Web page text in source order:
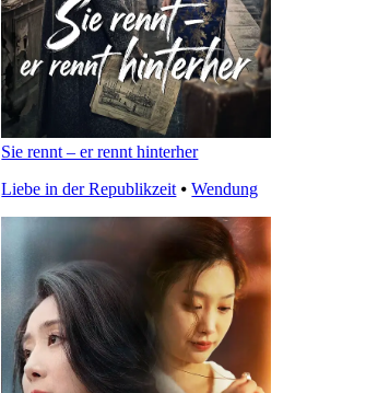
Sie rennt – er rennt hinterher
Liebe in der Republikzeit ⦁Wendung